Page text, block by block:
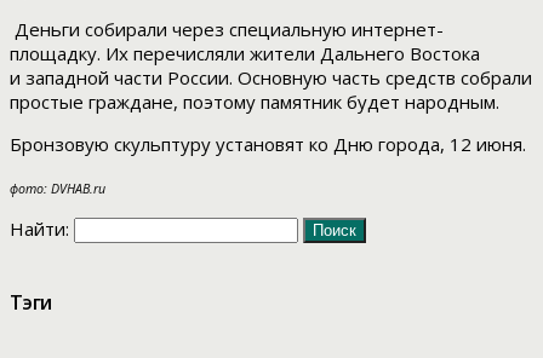
Деньги собирали через специальную интернет-
площадку. Их перечисляли жители Дальнего Востока
и западной части России. Основную часть средств собрали
простые граждане, поэтому памятник будет народным.
Бронзовую скульптуру установят ко Дню города, 12 июня.
фото: DVHAB.ru
Найти:
Тэги